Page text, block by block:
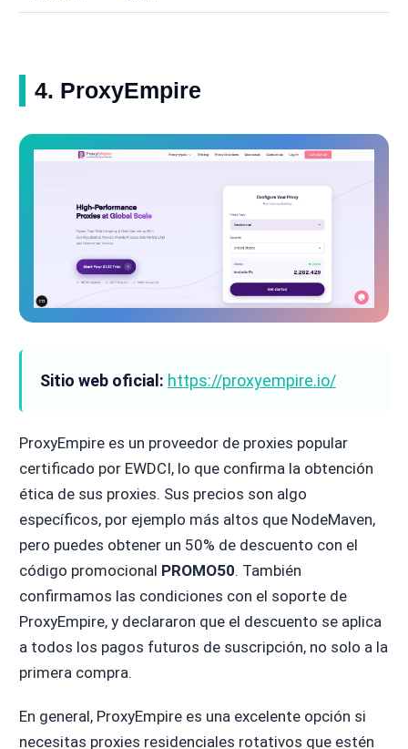
4. ProxyEmpire
Sitio web oficial: https://proxyempire.io/
ProxyEmpire es un proveedor de proxies popular
certificado por EWDCI, lo que confirma la obtención
ética de sus proxies. Sus precios son algo
específicos, por ejemplo más altos que NodeMaven,
pero puedes obtener un 50% de descuento con el
código promocional PROMO50. También
confirmamos las condiciones con el soporte de
ProxyEmpire, y declararon que el descuento se aplica
a todos los pagos futuros de suscripción, no solo a la
primera compra.
En general, ProxyEmpire es una excelente opción si
necesitas proxies residenciales rotativos que estén